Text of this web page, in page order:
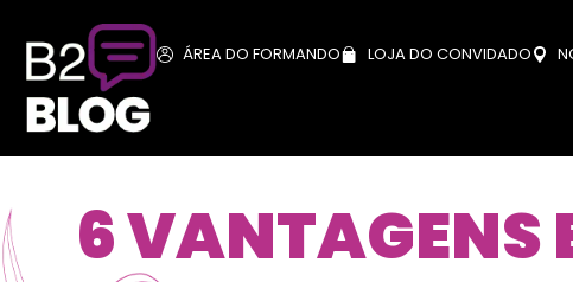
ÁREA DO FORMANDO LOJA DO CONVIDADO
6 VANTAGENS